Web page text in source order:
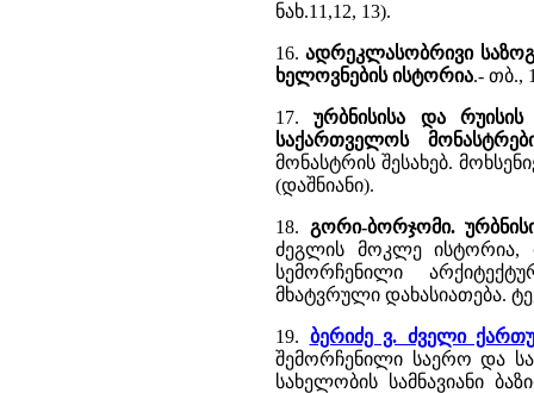
ნახ.11,12, 13).
16.ადრეკლასობრივი
ხელოვნების ისტორია.- თბ.,
17.ურბნისისა და
საქართველოს
მონასტრის შესახებ.
(დაშნიანი).
18. გორი-ბორჯომი.
ძეგლის მოკლე ისტორია,
სემორჩენილი
მხატვრული დახასიათება.
19. ბერიძე ვ. ძველი
შემორჩენილი საერო და
სახელობის სამნავიანი